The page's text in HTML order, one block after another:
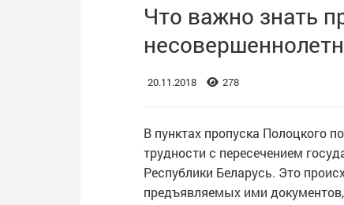
Что важно знать
20.11.2018 278
В пунктах пропуска Полоцкого
трудности с пересечением
Республики Беларусь. Это
предъявляемых ими